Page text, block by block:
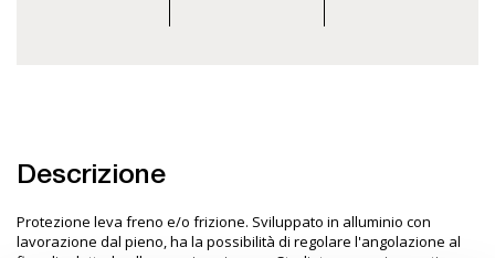
Descrizione
Protezione leva freno e/o frizione. Sviluppato in alluminio con
lavorazione dal pieno, ha la possibilità di regolare l'angolazione al